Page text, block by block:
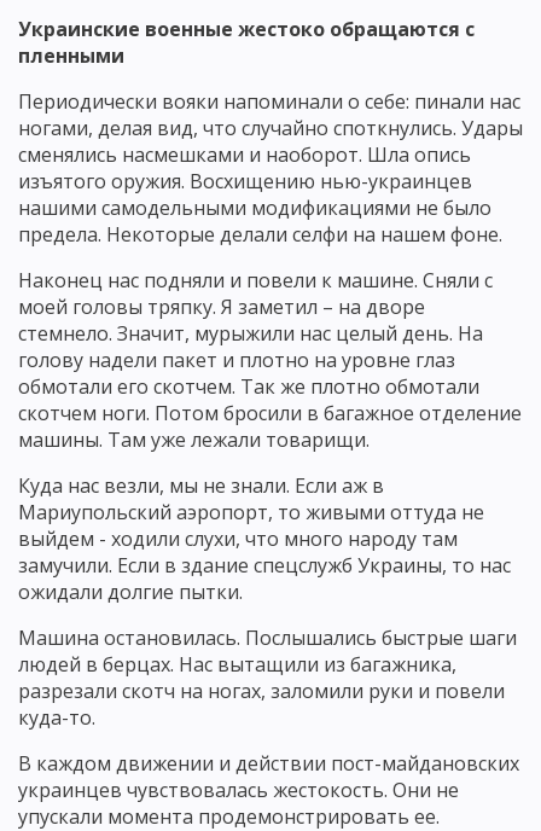
Украинские военные жестоко обращаются с
пленными
Периодически вояки напоминали о себе: пинали нас
ногами, делая вид, что случайно споткнулись. Удары
сменялись насмешками и наоборот. Шла опись
изъятого оружия. Восхищению нью-украинцев
нашими самодельными модификациями не было
предела. Некоторые делали селфи на нашем фоне.
Наконец нас подняли и повели к машине. Сняли с
моей головы тряпку. Я заметил – на дворе
стемнело. Значит, мурыжили нас целый день. На
голову надели пакет и плотно на уровне глаз
обмотали его скотчем. Так же плотно обмотали
скотчем ноги. Потом бросили в багажное отделение
машины. Там уже лежали товарищи.
Куда нас везли, мы не знали. Если аж в
Мариупольский аэропорт, то живыми оттуда не
выйдем - ходили слухи, что много народу там
замучили. Если в здание спецслужб Украины, то нас
ожидали долгие пытки.
Машина остановилась. Послышались быстрые шаги
людей в берцах. Нас вытащили из багажника,
разрезали скотч на ногах, заломили руки и повели
куда-то.
В каждом движении и действии пост-майдановских
украинцев чувствовалась жестокость. Они не
упускали момента продемонстрировать ее.